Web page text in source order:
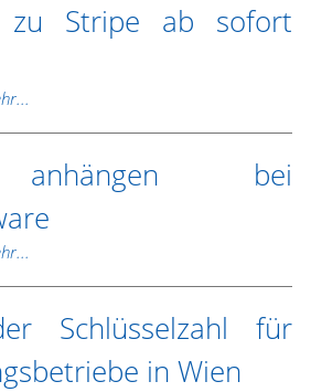
zu Stripe ab sofort
bei
Schlüsselzahl für
in Wien